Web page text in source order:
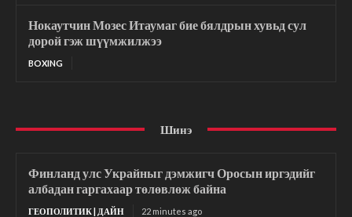
Нокаутчин Мозес Итаумаг бие бялдрын хувьд сул
дорой гэж шүүмжилжээ
BOXING
Шинэ
Финланд улс Украйныг дэмжигч Оросын иргэдийг
албадан гаргахаар төлөвлөж байна
ГЕОПОЛИТИК | ДАЙН 22 minutes ago